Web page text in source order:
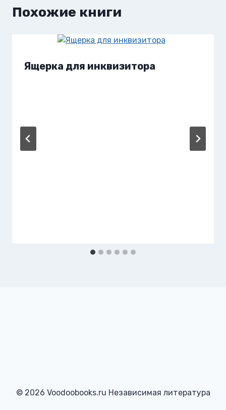
Похожие книги
Ящерка для инквизитора
© 2026 Voodoobooks.ru Независимая литература